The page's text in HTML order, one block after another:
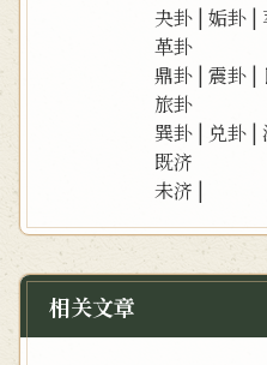
夬卦 |姤卦 |
革卦
鼎卦 |震卦 |
旅卦
巽卦 | 兑卦 |
既济
未济 |
相关文章